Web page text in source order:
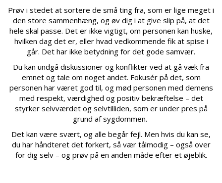
Prøv i stedet at sortere de små ting fra, som er lige meget i
den store sammenhæng, og øv dig i at give slip på, at det
hele skal passe. Det er ikke vigtigt, om personen kan huske,
hvilken dag det er, eller hvad vedkommende fik at spise i
går. Det har ikke betydning for det gode samvær.
Du kan undgå diskussioner og konflikter ved at gå væk fra
emnet og tale om noget andet. Fokusér på det, som
personen har været god til, og mød personen med demens
med respekt, værdighed og positiv bekræftelse – det
styrker selvværdet og selvtilliden, som er under pres på
grund af sygdommen.
Det kan være svært, og alle begår fejl. Men hvis du kan se,
du har håndteret det forkert, så vær tålmodig – også over
for dig selv – og prøv på en anden måde efter et øjeblik.